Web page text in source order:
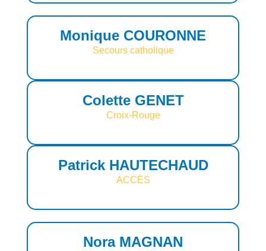
Monique COURONNE
Secours catholique
Colette GENET
Croix-Rouge
Patrick HAUTECHAUD
ACCÈS
Nora MAGNAN